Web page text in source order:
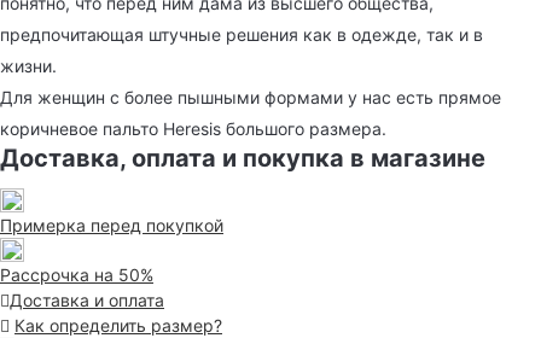
предпочитающая штучные решения как в одежде, так и в
жизни.
Для женщин с более пышными формами у нас есть прямое
коричневое пальто Heresis большого размера.
Доставка, оплата и покупка в магазине
Примерка перед покупкой
Рассрочка на 50%
Доставка и оплата
Как определить размер?